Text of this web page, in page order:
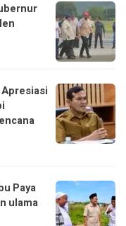
Paya
ulama